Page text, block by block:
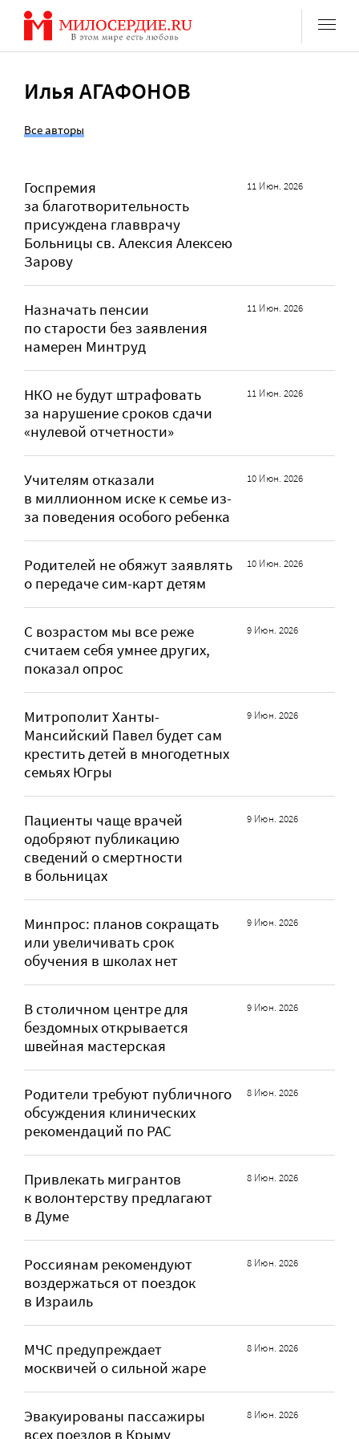
Перейти
содержанию
Илья АГАФОНОВ
Все авторы
Госпремия
за благотворительность
присуждена главврачу
Больницы св. Алексия Алексею
Зарову
11 Июн. 2026
Назначать пенсии
по старости без заявления
намерен Минтруд
11 Июн. 2026
НКО не будут штрафовать
за нарушение сроков сдачи
«нулевой отчетности»
11 Июн. 2026
Учителям отказали
в миллионном иске к семье из-
за поведения особого ребенка
10 Июн. 2026
Родителей не обяжут заявлять
о передаче сим-карт детям
10 Июн. 2026
С возрастом мы все реже
считаем себя умнее других,
показал опрос
9 Июн. 2026
Митрополит Ханты-
Мансийский Павел будет сам
крестить детей в многодетных
семьях Югры
9 Июн. 2026
Пациенты чаще врачей
одобряют публикацию
сведений о смертности
в больницах
9 Июн. 2026
Минпрос: планов сокращать
или увеличивать срок
обучения в школах нет
9 Июн. 2026
В столичном центре для
бездомных открывается
швейная мастерская
9 Июн. 2026
Родители требуют публичного
обсуждения клинических
рекомендаций по РАС
8 Июн. 2026
Привлекать мигрантов
к волонтерству предлагают
в Думе
8 Июн. 2026
Россиянам рекомендуют
воздержаться от поездок
в Израиль
8 Июн. 2026
МЧС предупреждает
москвичей о сильной жаре
8 Июн. 2026
Эвакуированы пассажиры
всех поездов в Крыму
8 Июн. 2026